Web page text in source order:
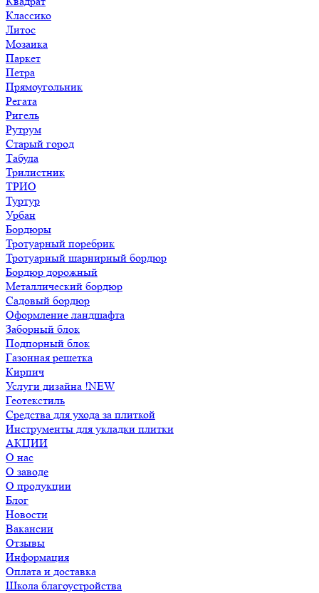
Классико
Литос
Мозаика
Паркет
Петра
Прямоугольник
Регата
Ригель
Рутрум
Старый город
Табула
Трилистник
ТРИО
Туртур
Урбан
Бордюры
Тротуарный поребрик
Тротуарный шарнирный бордюр
Бордюр дорожный
Металлический бордюр
Садовый бордюр
Оформление ландшафта
Заборный блок
Подпорный блок
Газонная решетка
Кирпич
Услуги дизайна !NEW
Геотекстиль
Средства для ухода за плиткой
Инструменты для укладки плитки
АКЦИИ
О нас
О заводе
О продукции
Блог
Новости
Вакансии
Отзывы
Информация
Оплата и доставка
Школа благоустройства